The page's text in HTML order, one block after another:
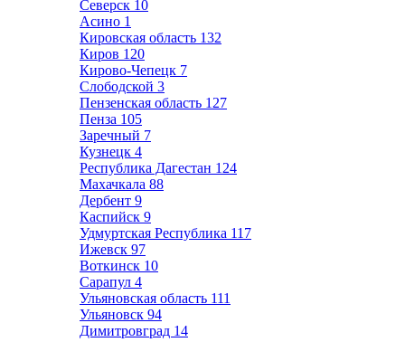
Северск 10
Асино 1
Кировская область 132
Киров 120
Кирово-Чепецк 7
Слободской 3
Пензенская область 127
Пенза 105
Заречный 7
Кузнецк 4
Республика Дагестан 124
Махачкала 88
Дербент 9
Каспийск 9
Удмуртская Республика 117
Ижевск 97
Воткинск 10
Сарапул 4
Ульяновская область 111
Ульяновск 94
Димитровград 14